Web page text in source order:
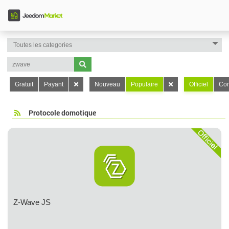
Gratuit Payant Nouveau Populaire Officiel
Protocole domotique
Z-Wave JS